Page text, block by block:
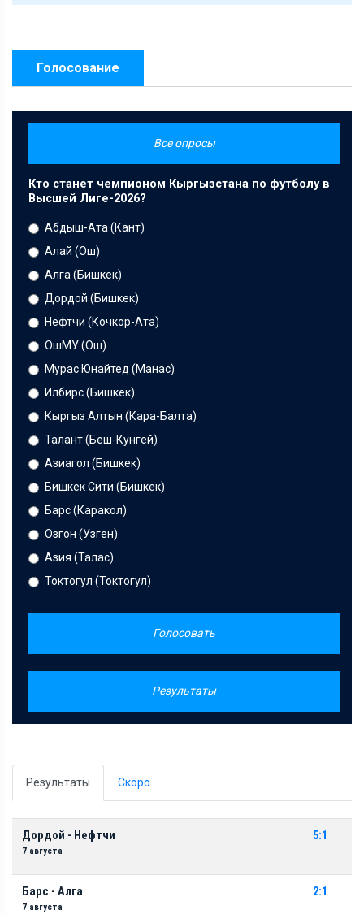
Голосование
Все опросы
Кто станет чемпионом Кыргызстана по футболу в
Высшей Лиге-2026?
Абдыш-Ата (Кант)
Алай (Ош)
Алга (Бишкек)
Дордой (Бишкек)
Нефтчи (Кочкор-Ата)
ОшМУ (Ош)
Мурас Юнайтед (Манас)
Илбирс (Бишкек)
Кыргыз Алтын (Кара-Балта)
Талант (Беш-Кунгей)
Азиагол (Бишкек)
Бишкек Сити (Бишкек)
Барс (Каракол)
Озгон (Узген)
Азия (Талас)
Токтогул (Токтогул)
Голосовать
Результаты
Результаты Скоро
Дордой - Нефтчи
7 августа
5:1
Барс - Алга
7 августа
2:1